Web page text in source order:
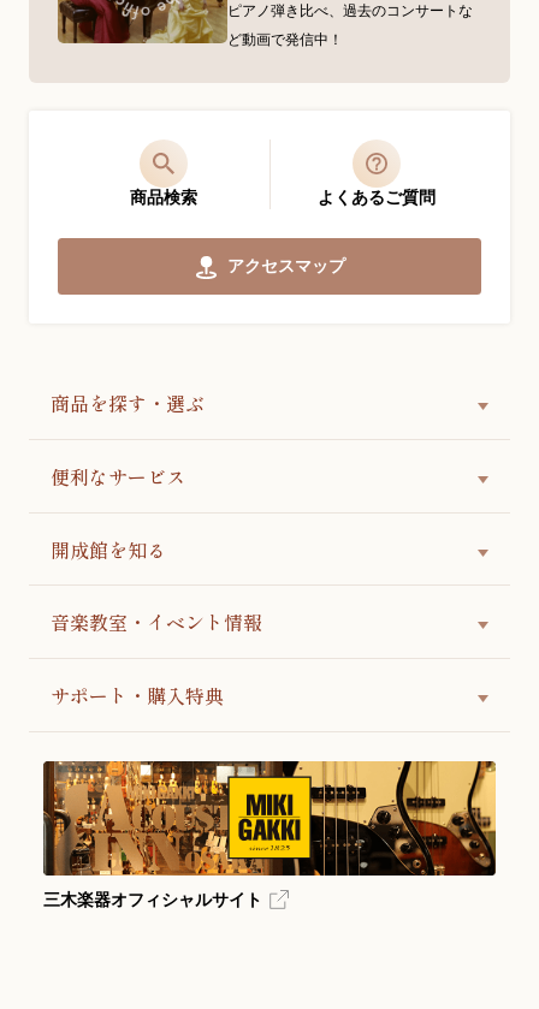
ピアノ弾き比べ、過去のコンサートな
ど動画で発信中！
商品検索 よくあるご質問
アクセスマップ
商品を探す・選ぶ
便利なサービス
開成館を知る
音楽教室・イベント情報
サポート・購入特典
三木楽器オフィシャルサイト